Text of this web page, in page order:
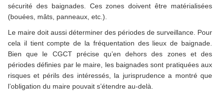
sécurité des baignades. Ces zones doivent être matérialisées
(bouées, mâts, panneaux, etc.).
Le maire doit aussi déterminer des périodes de surveillance. Pour
cela il tient compte de la fréquentation des lieux de baignade.
Bien que le CGCT précise qu’en dehors des zones et des
périodes définies par le maire, les baignades sont pratiquées aux
risques et périls des intéressés, la jurisprudence a montré que
l’obligation du maire pouvait s’étendre au-delà.